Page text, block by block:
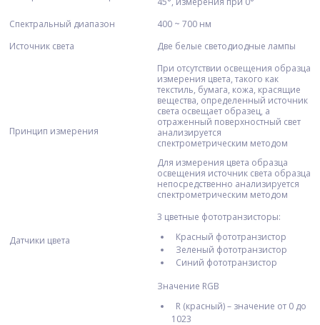
Спектральный диапазон
400 ~ 700 нм
Источник света
Две белые светодиодные лампы
Принцип измерения
При отсутствии освещения образца
измерения цвета, такого как
текстиль, бумага, кожа, красящие
вещества, определенный источник
света освещает образец, а
отраженный поверхностный свет
анализируется
спектрометрическим методом
Для измерения цвета образца
освещения источник света образца
непосредственно анализируется
спектрометрическим методом
Датчики цвета
3 цветные фототранзисторы:
Красный фототранзистор
Зеленый фототранзистор
Синий фототранзистор
Значение RGB
R (красный) – значение от 0 до
1023